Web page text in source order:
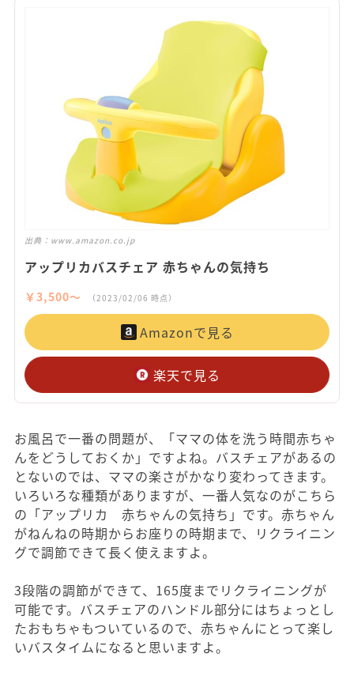
出典： www.amazon.co.jp
アップリカバスチェア 赤ちゃんの気持ち
￥3,500〜 （2023/02/06 時点）
Amazonで見る
楽天で見る
お風呂で一番の問題が、「ママの体を洗う時間赤ちゃ
んをどうしておくか」ですよね。バスチェアがあるの
とないのでは、ママの楽さがかなり変わってきます。
いろいろな種類がありますが、一番人気なのがこちら
の「アップリカ 赤ちゃんの気持ち」です。赤ちゃん
がねんねの時期からお座りの時期まで、リクライニン
グで調節できて長く使えますよ。
3段階の調節ができて、165度までリクライニングが
可能です。バスチェアのハンドル部分にはちょっとし
たおもちゃもついているので、赤ちゃんにとって楽し
いバスタイムになると思いますよ。